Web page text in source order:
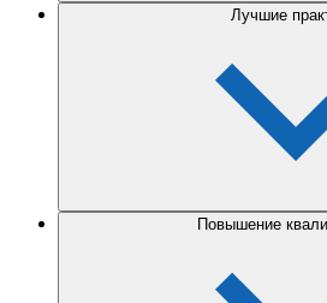
Лучшие
Повышение